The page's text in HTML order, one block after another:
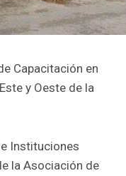
Capacitación en
y Oeste de la
Instituciones
la Asociación de